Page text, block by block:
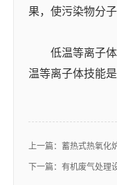
果，使污染物分
低温等离子
温等离子体技能
上一篇： 蓄热式热氧化
下一篇： 有机废气处理